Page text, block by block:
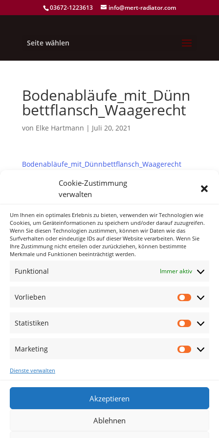
Cookie-Zustimmung
verwalten
Um Ihnen ein optimales Erlebnis zu bieten, verwenden wir Technologien wie
Cookies, um Geräteinformationen zu speichern und/oder darauf zuzugreifen.
Wenn Sie diesen Technologien zustimmen, können wir Daten wie das
Surfverhalten oder eindeutige IDs auf dieser Website verarbeiten. Wenn Sie
Ihre Zustimmung nicht erteilen oder zurückziehen, können bestimmte
Merkmale und Funktionen beeinträchtigt werden.
Funktional Immer aktiv
Vorlieben
Statistiken
Marketing
Dienste verwalten
Akzeptieren
Ablehnen
03672-1223613 info@mert-radiator.com
Seite wählen
Bodenabläufe_mit_Dünn
bettflansch_Waagerecht
von Elke Hartmann | Juli 20, 2021
Bodenabläufe_mit_Dünnbettflansch_Waagerecht
Neueste Kommentare
Archiv
Keine Kategorien
Meta
Eintrags-Feed
WordPress.org
Cookie-Richtlinie (EU)